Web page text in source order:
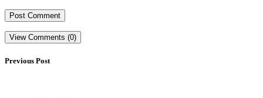
View Comments (0)
Previous Post